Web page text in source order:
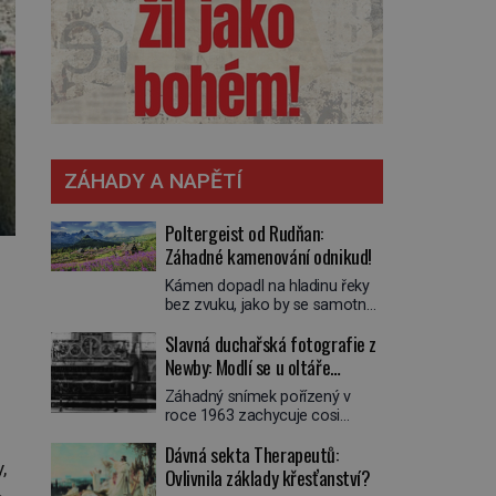
ZÁHADY A NAPĚTÍ
Poltergeist od Rudňan:
Záhadné kamenování odnikud!
Kámen dopadl na hladinu řeky
bez zvuku, jako by se samotná
chlapců bolestně strhl ruku, ale
další úder ho zasáhl dříve, než si
vůbec uvědomil pohyb: tiše,
nelidsky přesně. „Odkud…?“
zachrčel starší student, ale v
kdo by po nich mohl cokoliv
házet. A když se […]
Slavná duchařská fotografie z
Newby: Modlí se u oltáře
přízračný mnich?
Záhadný snímek pořízený v
roce 1963 zachycuje cosi
poloprůhledná postava stojící u
oltáře je duch mnicha ze 16.
století s bílým závojem přes
Dávná sekta Therapeutů:
Ovlivnila základy křesťanství?